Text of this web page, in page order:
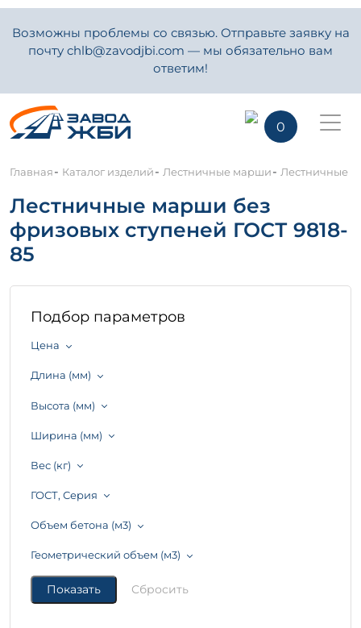
Возможны проблемы со связью. Отправьте заявку на
почту chlb@zavodjbi.com — мы обязательно вам
ответим!
0
Главная- Каталог изделий- Лестничные марши- Лестничные
Лестничные марши без
фризовых ступеней ГОСТ 9818-
85
Подбор параметров
Цена
Длина (мм)
Высота (мм)
Ширина (мм)
Вес (кг)
ГОСТ, Серия
Объем бетона (м3)
Геометрический объем (м3)